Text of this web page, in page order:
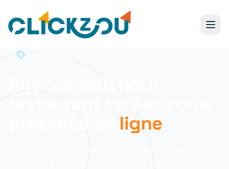
Agence web pour
restaurant : créez votre
présence en
ligne
Agence web pour restaurant. Budget, expertise,
réactivité et pérennité : les quatre piliers d